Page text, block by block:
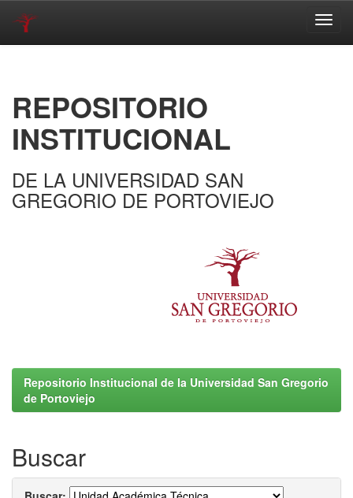
REPOSITORIO
INSTITUCIONAL
DE LA UNIVERSIDAD SAN
GREGORIO DE PORTOVIEJO
Repositorio Institucional de la Universidad San Gregorio
de Portoviejo
Buscar